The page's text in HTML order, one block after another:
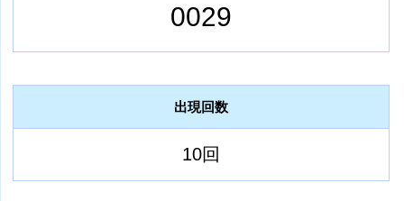
0029
出現回数
10回